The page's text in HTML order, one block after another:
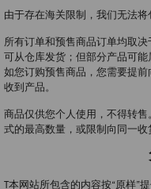
由于存在海关限制，我们无法将
所有订单和预售商品订单均取
可从仓库发货；但部分产品可能
如您订购预售商品，您需要提前
收到产品。
商品仅供您个人使用，不得转售
式的最高数量，或限制向同一收
T本网站所包含的内容按“原样”